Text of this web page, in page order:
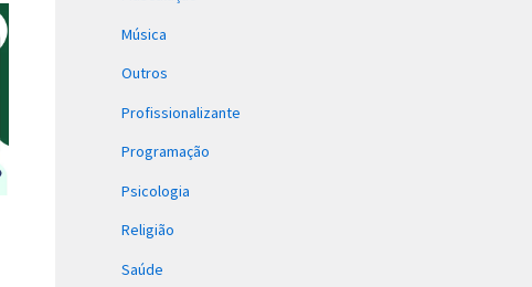
Música
Outros
Profissionalizante
Programação
Psicologia
Religião
Saúde